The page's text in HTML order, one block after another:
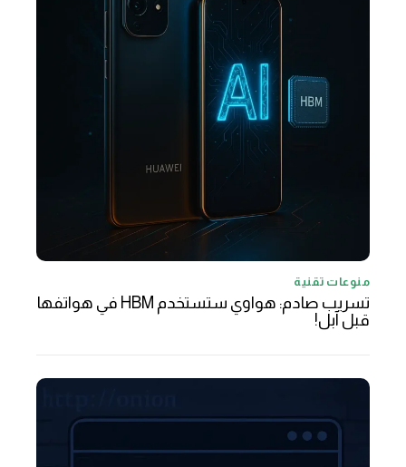
منوعات تقنية
تسريب صادم: هواوي ستستخدم HBM في هواتفها
قبل آبل!